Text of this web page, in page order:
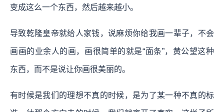
变成这么一个东西，然后越来越小。
导致乾隆皇帝就给人家钱，说麻烦你给我画一辈子，不会
画画的业余人的画，画很简单的就是“面条”，黄公望这种
东西，而不是说让你画很美丽的。
有时候是我们的理想不真的时候，是为了某一种不真的标